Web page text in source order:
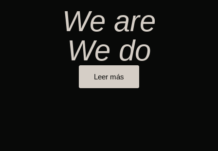
We are
We do
Leer más